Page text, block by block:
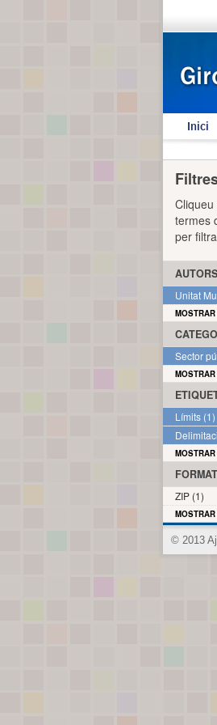
Inici
termes
per
AUTORS
Unitat
Sector
Límits (1)
ZIP (1)
© 2013